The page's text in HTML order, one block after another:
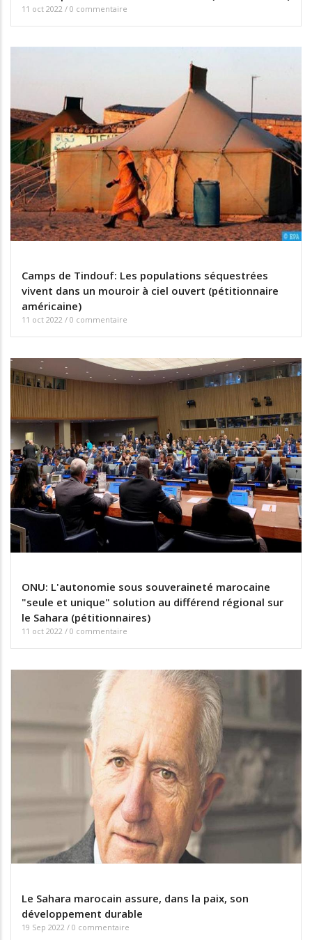
11 oct 2022 / 0 commentaire
Camps de Tindouf: Les populations séquestrées
vivent dans un mouroir à ciel ouvert (pétitionnaire
américaine)
11 oct 2022 / 0 commentaire
ONU: L'autonomie sous souveraineté marocaine
"seule et unique" solution au différend régional sur
le Sahara (pétitionnaires)
11 oct 2022 / 0 commentaire
Le Sahara marocain assure, dans la paix, son
développement durable
19 Sep 2022 / 0 commentaire